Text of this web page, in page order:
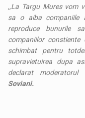
,,La Targu Mures vom
sa o aiba companiile
reproduce bunurile
companiilor
schimbat pentru
supravietuirea dupa
declarat moderatorul
Soviani.